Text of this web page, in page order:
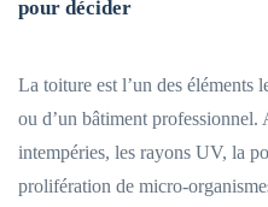
pour décider
La toiture est l’un des éléments
ou d’un bâtiment
intempéries, les rayons UV, la
prolifération de micro-